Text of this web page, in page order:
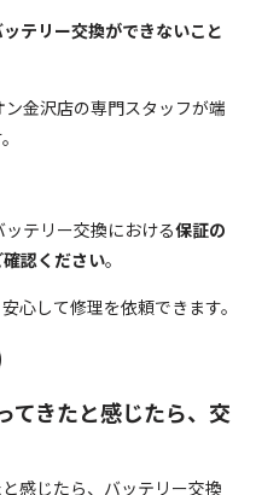
ッテリー交換ができないこと
金沢店の専門スタッフが端
テリー交換における保証の
認ください。
心して修理を依頼できます。
てきたと感じたら、交
感じたら、バッテリー交換